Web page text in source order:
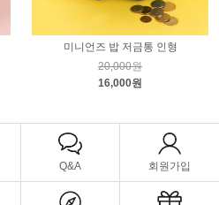
미니언즈 밥 저금통 인형
20,000원
16,000원
Q&A 회원가입